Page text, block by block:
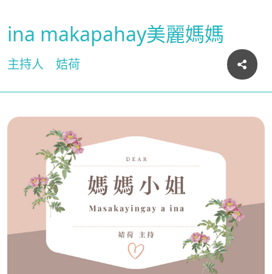
ina makapahay美麗媽媽
主持人 姞荷